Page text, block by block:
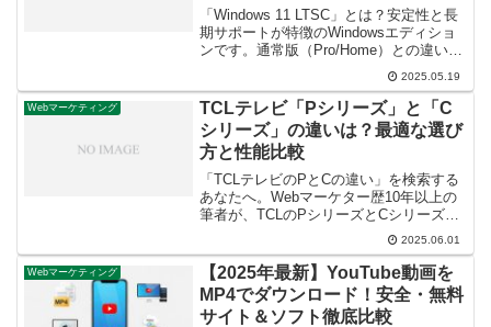
徹底解説
「Windows 11 LTSC」とは？安定性と長
期サポートが特徴のWindowsエディショ
ンです。通常版（Pro/Home）との違い、
含まれる機能、対象となる用途（企業、
特定機器）、入手方法（ボリュームライ
センスなど）、メリット・デメリットを
徹底解説。Windows アップデート頻度や
サポート期間を知りたい方、特定用途で
の安定版を探している方必見。一般ユー
ザー向けではない点を明確に解説しま
す。
2025.05.19
Webマーケティング
TCLテレビ「Pシリーズ」と「C
シリーズ」の違いは？最適な選び
方と性能比較
「TCLテレビのPとCの違い」を検索する
あなたへ。Webマーケター歴10年以上の
筆者が、TCLのPシリーズとCシリーズの
画質、音質、ゲーミング性能、価格、デ
ザインなどを徹底比較。あなたのライフ
スタイルに最適なTCLテレビを見つける
「解決」策と「鮮度」ある情報を提供し
ます。
2025.06.01
Webマーケティング
【2025年最新】YouTube動画を
MP4でダウンロード！安全・無料
サイト＆ソフト徹底比較